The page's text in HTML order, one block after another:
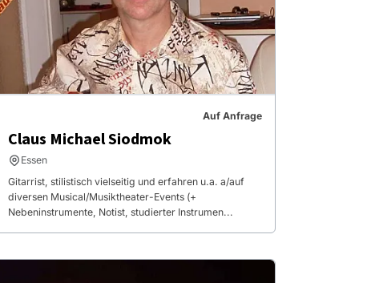
Auf Anfrage
Claus Michael Siodmok
Essen
Gitarrist, stilistisch vielseitig und erfahren u.a. a/auf
diversen Musical/Musiktheater-Events (+
Nebeninstrumente, Notist, studierter Instrumen...